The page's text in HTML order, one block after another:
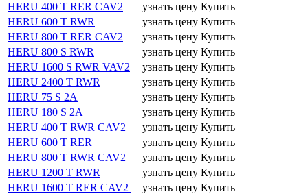
HERU 400 T RER CAV2 узнать цену Купить
HERU 600 T RWR
узнать цену Купить
HERU 800 T RER CAV2
узнать цену Купить
HERU 800 S RWR
узнать цену Купить
HERU 1600 S RWR VAV2
узнать цену Купить
HERU 2400 T RWR
узнать цену Купить
HERU 75 S 2А
узнать цену Купить
HERU 180 S 2А
узнать цену Купить
HERU 400 T RWR CAV2
узнать цену Купить
HERU 600 T RER
узнать цену Купить
HERU 800 T RWR CAV2
узнать цену Купить
HERU 1200 T RWR
узнать цену Купить
HERU 1600 T RER CAV2
узнать цену Купить